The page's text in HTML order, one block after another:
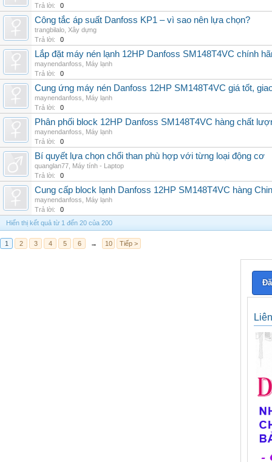
Trả lời:
0
Công tắc áp suất Danfoss KP1 – vì sao nên lựa chọn?
trangbilalo Xây dựng
Trả lời:
0
Lắp đặt máy nén lạnh 12HP Danfoss SM148T4VC chính
maynendanfoss
Máy lạnh
Trả lời:
0
Cung ứng máy nén Danfoss 12HP SM148T4VC giá tốt,
maynendanfoss
Máy lạnh
Trả lời:
0
Phân phối block 12HP Danfoss SM148T4VC hàng chất
maynendanfoss
Máy lạnh
Trả lời:
0
Bí quyết lựa chọn chổi than phù hợp với từng loại động cơ
quanglan77 Máy tính - Laptop
Trả lời:
0
Cung cấp block lạnh Danfoss 12HP SM148T4VC hàng
maynendanfoss
Máy lạnh
Trả lời:
0
Hiển thị kết quả từ 1 đến 20 của 200
1 2 3 4 5 6 → 10 Tiếp >